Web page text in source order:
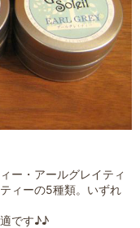
ー・アールグレイティ
ィーの5種類。いずれ
です♪♪